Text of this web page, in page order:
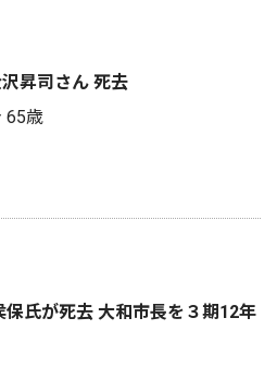
昇司さん 死去
65歳
保氏が死去 大和市長を３期12年